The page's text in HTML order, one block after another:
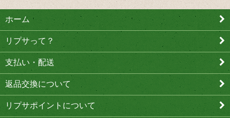
ホーム
リプサって？
支払い・配送
返品交換について
リプサポイントについて